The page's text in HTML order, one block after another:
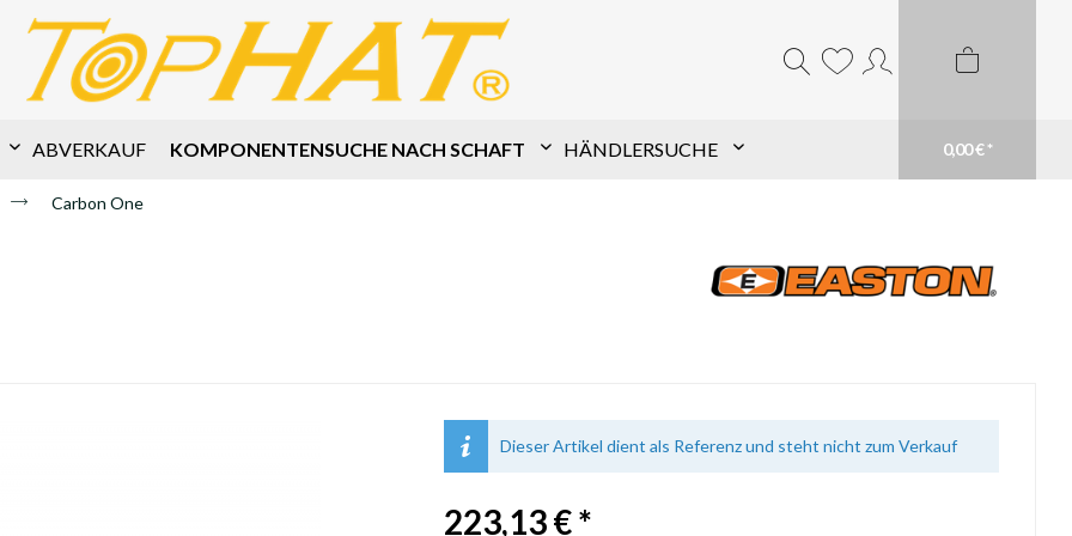
0,00 € *
ABVERKAUF
KOMPONENTENSUCHE NACH SCHAFT
HÄNDLERSUCHE
Komponentensuche nach
Schaft
Suchfeldmehr erfahren
Carbon One
Dieser Artikel dient als Referenz und steht nicht zum Verkauf
223,13 € *